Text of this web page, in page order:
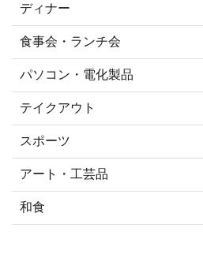
ディナー
食事会・ランチ会
パソコン・電化製品
テイクアウト
スポーツ
アート・工芸品
和食